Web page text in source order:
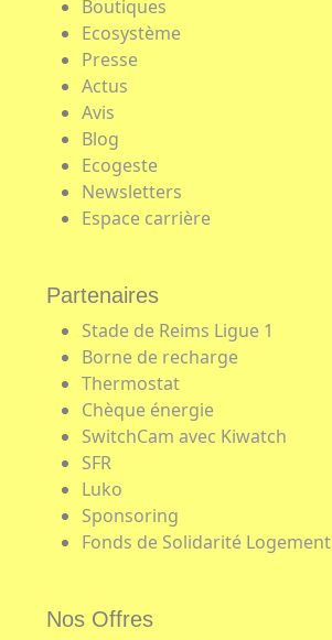
Boutiques
Ecosystème
Presse
Actus
Avis
Blog
Ecogeste
Newsletters
Espace carrière
Partenaires
Stade de Reims Ligue 1
Borne de recharge
Thermostat
Chèque énergie
SwitchCam avec Kiwatch
SFR
Luko
Sponsoring
Fonds de Solidarité Logement
Nos Offres